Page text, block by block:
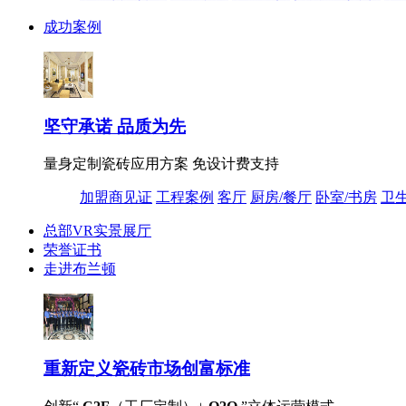
成功案例
坚守承诺 品质为先
量身定制瓷砖应用方案 免设计费支持
加盟商见证 工程案例 客厅 厨房/餐厅 卧室/书房 卫
总部VR实景展厅
荣誉证书
走进布兰顿
重新定义瓷砖市场创富标准